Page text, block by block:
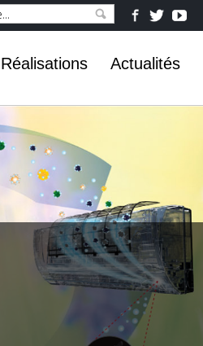
Réalisations Actualités